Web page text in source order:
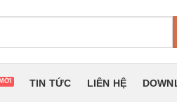
TIN TỨC LIÊN HỆ